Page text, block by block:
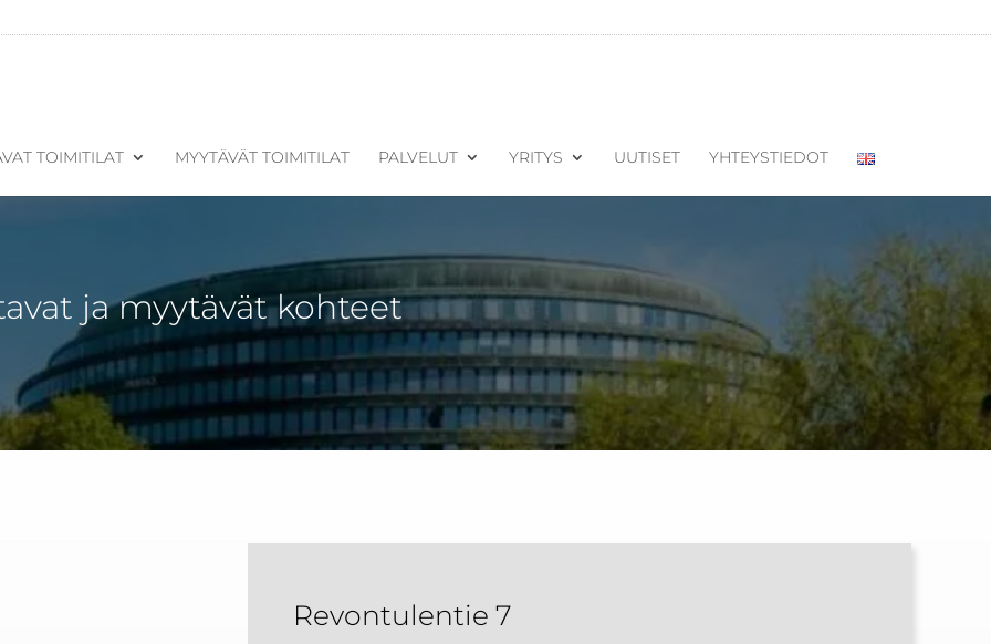
TOIMITILAT MYYTÄVÄT TOIMITILAT PALVELUT YRITYS UUTISET YHTEYSTIEDOT
ja myytävät kohteet
Revontulentie 7